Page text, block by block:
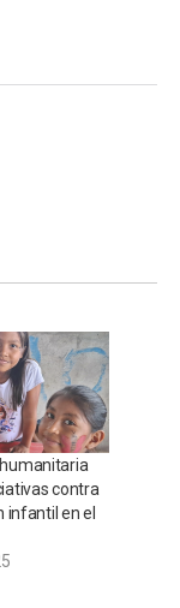
contra
infantil en el